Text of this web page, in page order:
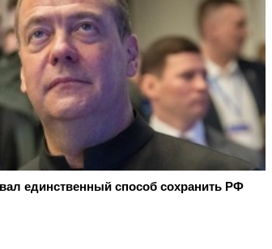
единственный способ сохранить РФ